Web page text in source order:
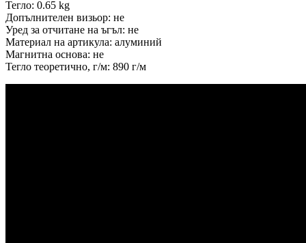
Тегло: 0.65 kg
Допълнителен визьор: не
Уред за отчитане на ъгъл: не
Материал на артикула: алуминий
Магнитна основа: не
Тегло теоретично, г/м: 890 г/м